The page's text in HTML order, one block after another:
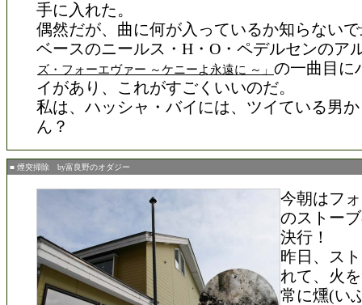
手に入れた。
偶然だが、曲に何が入っているか知らない
ベースのニールス・H・O・ペデルセンのア
ズ・フォーエヴァー ～ケニーよ永遠に ～」 の一曲目に
イがあり、これがすごくいいのだ。
私は、ハッシャ・バイには、ツイている男
ん？
■ 煙突掃除 by富良野のオダジー
今朝はフ
のストー
決行！
昨日、ス
れて、火
常に燻(い